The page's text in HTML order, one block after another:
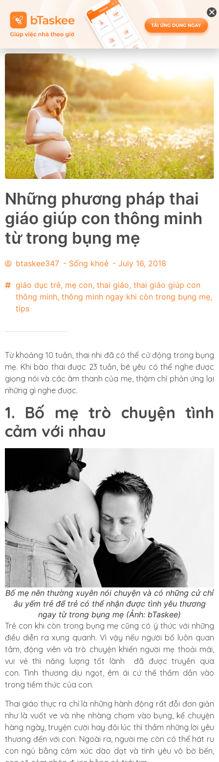
Những phương pháp thai
giáo giúp con thông minh
từ trong bụng mẹ
btaskee347 - Sống khoẻ - July 16, 2018
giáo dục trẻ, mẹ con, thai giáo, thai giáo giúp con
thông minh, thông minh ngay khi còn trong bụng mẹ,
tips
Từ khoảng 10 tuần, thai nhi đã có thể cử động trong bụng
mẹ. Khi bào thai được 23 tuần, bé yêu có thể nghe được
giọng nói và các âm thanh của mẹ, thậm chí phản ứng lại
những gì nghe được.
1. Bố mẹ trò chuyện tình
cảm với nhau
Bố mẹ nên thường xuyên nói chuyện và có những cử chỉ
âu yếm trẻ để trẻ có thể nhận được tình yêu thương
ngay từ trong bụng mẹ (Ảnh: bTaskee)
Trẻ con khi còn trong bụng mẹ cũng có ý thức với những
điều diễn ra xung quanh. Vì vậy nếu người bố luôn quan
tâm, động viên và trò chuyện khiến người mẹ thoải mái,
vui vẻ thì năng lượng tốt lành đã được truyền qua
con. Tình thương dịu ngọt, êm ái cứ thế thấm dần vào
trong tiềm thức của con.
Thai giáo thực ra chỉ là những hành động rất đỗi đơn giản
như là vuốt ve và nhẹ nhàng chạm vào bụng, kể chuyện
hàng ngày, truyện cười hay đôi lúc thì thầm những lời yêu
thương đến với con. Ngoài ra, người mẹ còn có thể hát ru
con ngủ bằng cảm xúc dào dạt và tình yêu vô bờ bến,